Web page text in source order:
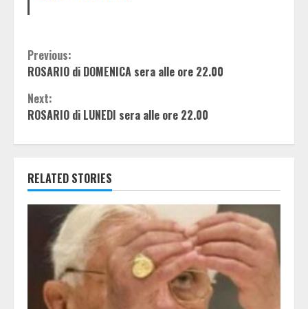
Continue
Reading
Previous:
ROSARIO di DOMENICA sera alle ore 22.00
Next:
ROSARIO di LUNEDI sera alle ore 22.00
RELATED STORIES